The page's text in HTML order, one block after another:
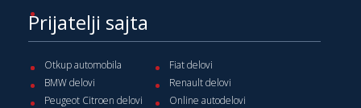
Prijatelji sajta
Otkup automobila
Fiat delovi
BMW delovi
Renault delovi
Peugeot Citroen delovi
Online autodelovi